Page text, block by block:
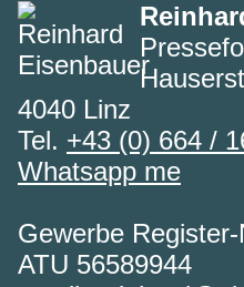
4040 Linz
Tel. +43 (0) 664 /
Whatsapp me
Gewerbe
ATU 56589944